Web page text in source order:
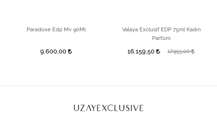
Paradoxe Edp Mv 90Ml
9.600,00
Valaya Exclusif EDP 75ml Kadın
Parfüm
16.159,50 17.955,00